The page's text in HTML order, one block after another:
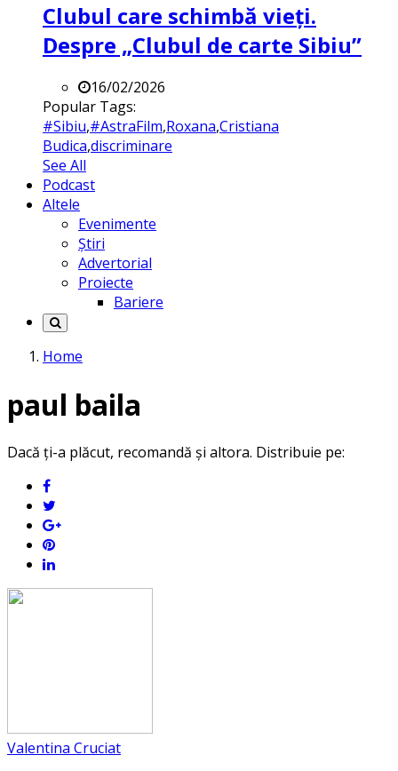
Clubul care schimbă vieți.
Despre „Clubul de carte Sibiu”
16/02/2026
Popular Tags:
#Sibiu,#AstraFilm,Roxana,Cristiana
Budica,discriminare
See All
Podcast
Altele
Evenimente
Știri
Advertorial
Proiecte
Bariere
Home
paul baila
Dacă ți-a plăcut, recomandă și altora. Distribuie pe:
Valentina Cruciat